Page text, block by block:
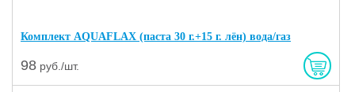
Комплект AQUAFLAX (паста 30 г.+15 г. лён) вода/газ
98 руб./шт.